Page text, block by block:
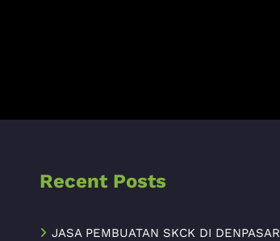
Recent Posts
JASA PEMBUATAN SKCK DI DENPASAR